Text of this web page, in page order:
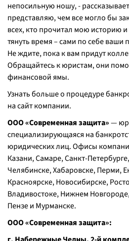
непосильную ношу, -
представляю, чем все могло бы
всех, кто прочитал мою историю и
тянуть время – сами по себе
Не ждите, пока к вам придут
Обращайтесь к юристам, они
финансовой ямы.
Узнать больше о процедуре
на сайт компании.
ООО «Современная защита»—
специализирующаяся на
юридических лиц. Офисы
Казани, Самаре, Санкт-
Челябинске, Хабаровске, Перми,
Красноярске, Новосибирске,
Владивостоке, Нижнем
Пензе и Мурманске.
ООО «Современная защита»: